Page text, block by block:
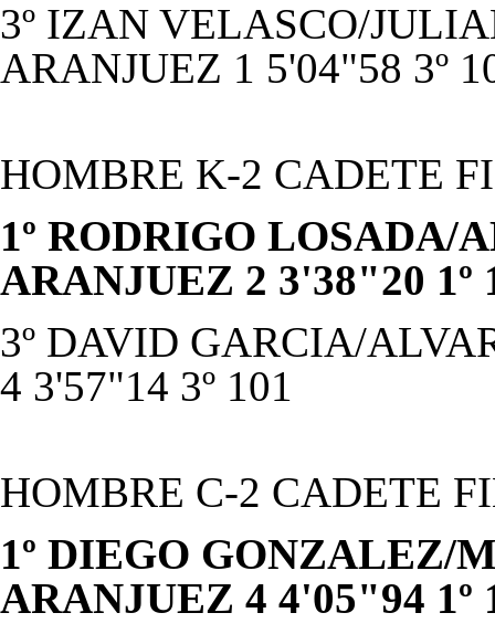
3º IZAN VELASCO/
ARANJUEZ 1 5'04"58 3º
HOMBRE K-2 CADETE
1º RODRIGO LOSADA/
ARANJUEZ 2 3'38"20 1º
3º DAVID GARCIA/
4 3'57"14 3º 101
HOMBRE C-2 CADETE
1º DIEGO GONZALEZ/
ARANJUEZ 4 4'05"94 1º